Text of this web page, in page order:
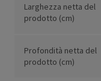
Larghezza netta del
prodotto (cm)
Profondità netta del
prodotto (cm)